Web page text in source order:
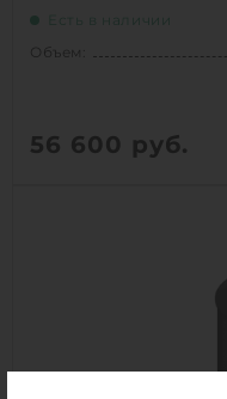
Есть в наличии
Объем:
56 600 руб.